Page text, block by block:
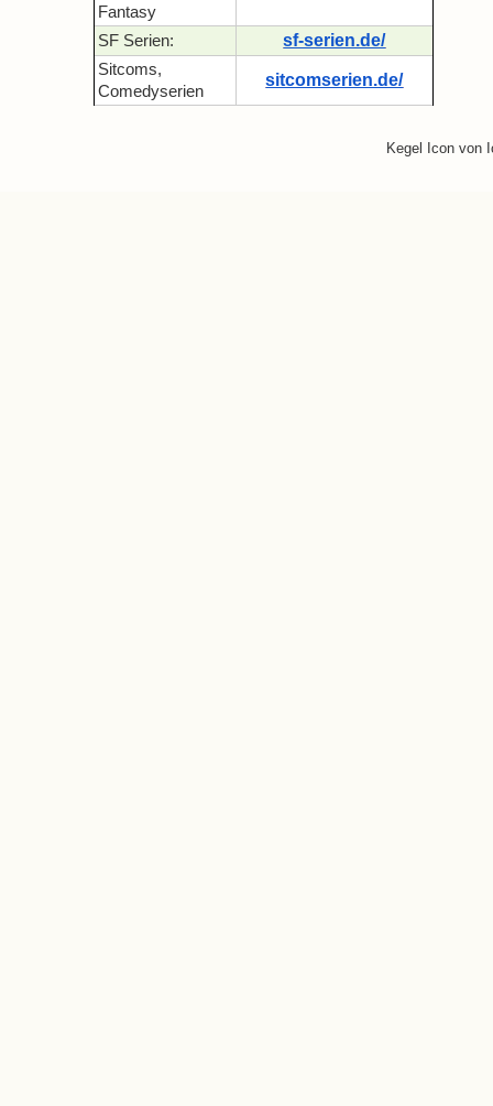
Fantasy
SF Serien: sf-serien.de/
Sitcoms,
Comedyserien
sitcomserien.de/
Kegel Icon von